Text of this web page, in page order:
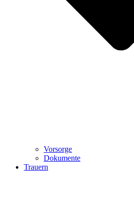
Vorsorge
Dokumente
Trauern